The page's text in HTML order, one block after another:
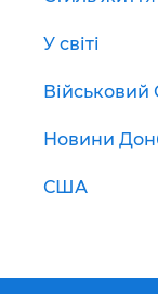
У світі
Військовий
Новини
США